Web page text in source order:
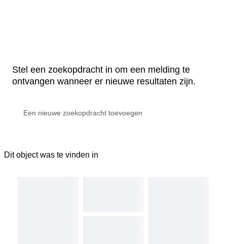
Stel een zoekopdracht in om een melding te
ontvangen wanneer er nieuwe resultaten zijn.
Dit object was te vinden in